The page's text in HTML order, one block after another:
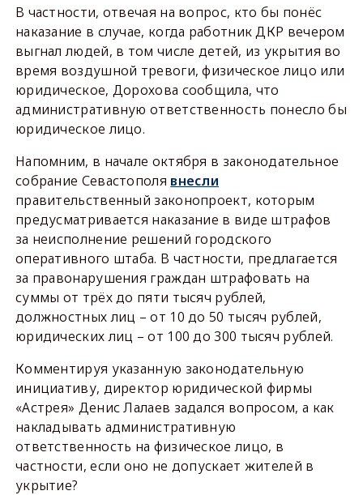
В частности, отвечая на вопрос, кто бы понёс
наказание в случае, когда работник ДКР вечером
выгнал людей, в том числе детей, из укрытия во
время воздушной тревоги, физическое лицо или
юридическое, Дорохова сообщила, что
административную ответственность понесло бы
юридическое лицо.
Напомним, в начале октября в законодательное
собрание Севастополя внесли
правительственный законопроект, которым
предусматривается наказание в виде штрафов
за неисполнение решений городского
оперативного штаба. В частности, предлагается
за правонарушения граждан штрафовать на
суммы от трёх до пяти тысяч рублей,
должностных лиц – от 10 до 50 тысяч рублей,
юридических лиц – от 100 до 300 тысяч рублей.
Комментируя указанную законодательную
инициативу, директор юридической фирмы
«Астрея» Денис Лалаев задался вопросом, а как
накладывать административную
ответственность на физическое лицо, в
частности, если оно не допускает жителей в
укрытие?